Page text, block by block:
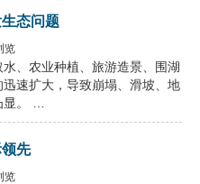
态问题
览
、农业种植、旅游造景、围湖
速扩大，导致崩塌、滑坡、地
。 …
先
览